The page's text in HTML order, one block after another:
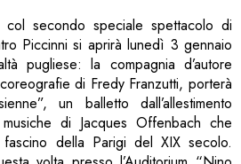
secondo speciale spettacolo di
Piccinni si aprirà lunedì 3 gennaio
pugliese: la compagnia d’autore
di Fredy Franzutti, porterà
un balletto dall’allestimento
di Jacques Offenbach che
della Parigi del XIX secolo.